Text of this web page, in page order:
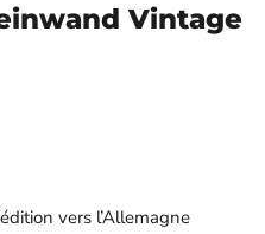
Vintage
vers l’Allemagne